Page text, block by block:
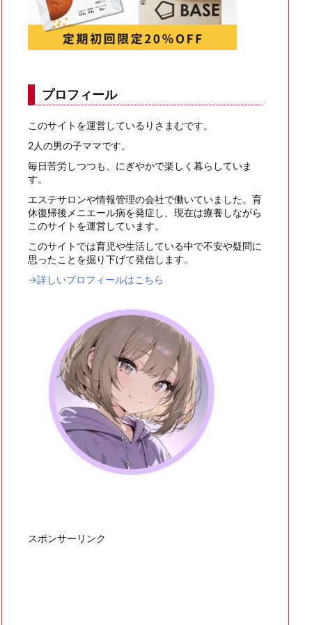
プロフィール
このサイトを運営しているりさまむです。
2人の男の子ママです。
毎日苦労しつつも、にぎやかで楽しく暮らしていま
す。
エステサロンや情報管理の会社で働いていました。育
休復帰後メニエール病を発症し、現在は療養しながら
このサイトを運営しています。
このサイトでは育児や生活している中で不安や疑問に
思ったことを掘り下げて発信します。
→詳しいプロフィールはこちら
スポンサーリンク